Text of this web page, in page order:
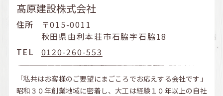
髙原建設株式会社
住所
〒015-0011
秋田県由利本荘市石脇字石脇18
TEL
0120-260-553
「私共はお客様のご要望にまごころでお応えする会社です」
昭和３０年創業地域に密着し、大工は経験１０年以上の自社